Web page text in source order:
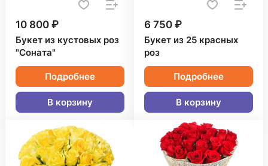
10 800 ₽
Букет из кустовых роз
"Соната"
Подробнее
В корзину
6 750 ₽
Букет из 25 красных
роз
Подробнее
В корзину